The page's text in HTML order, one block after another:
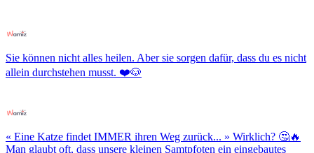
Sie können nicht alles heilen. Aber sie sorgen dafür, dass du es nicht
allein durchstehen musst. ❤️🐶
« Eine Katze findet IMMER ihren Weg zurück... » Wirklich? 🤔🔥
Man glaubt oft, dass unsere kleinen Samtpfoten ein eingebautes